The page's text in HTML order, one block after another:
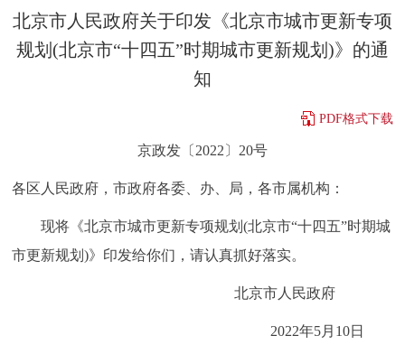
法人服务
中介服务 阳光政务
政民互动
我要咨询 我要建议
图说互动
北京市人民政府关于印发《北京市城市更新专项
规划(北京市“十四五”时期城市更新规划)》的通
知
PDF格式下载
京政发〔2022〕20号
各区人民政府，市政府各委、办、局，各市属机构：
现将《北京市城市更新专项规划(北京市“十四五”时期城
市更新规划)》印发给你们，请认真抓好落实。
北京市人民政府
2022年5月10日